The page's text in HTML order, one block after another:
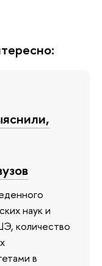
наук и
количество
в